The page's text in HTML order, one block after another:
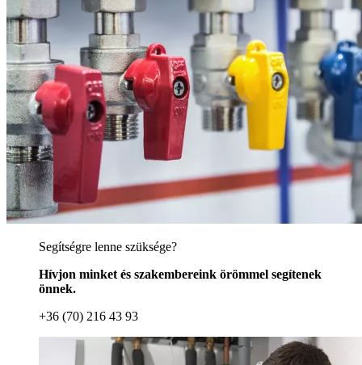
Segítségre lenne szüksége?
Hívjon minket és szakembereink örömmel segítenek
önnek.
+36 (70) 216 43 93